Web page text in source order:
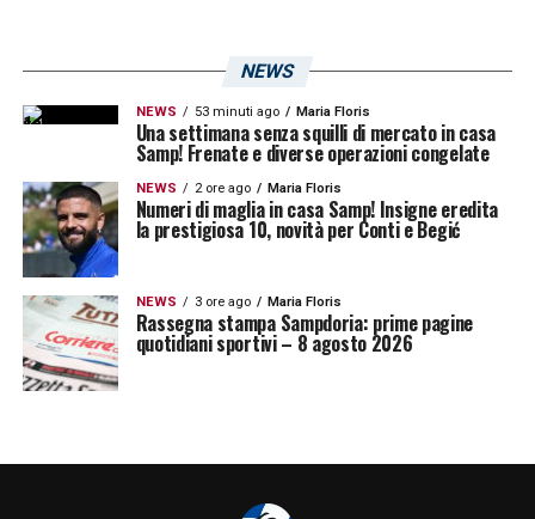
LA PLAYLIST DELLE NOSTRE TOP NEWS
NEWS
NEWS 53 minuti ago Maria Floris
Una settimana senza squilli di mercato in casa
Samp! Frenate e diverse operazioni congelate
NEWS 2 ore ago Maria Floris
Numeri di maglia in casa Samp! Insigne eredita
la prestigiosa 10, novità per Conti e Begić
NEWS 3 ore ago Maria Floris
Rassegna stampa Sampdoria: prime pagine
quotidiani sportivi – 8 agosto 2026